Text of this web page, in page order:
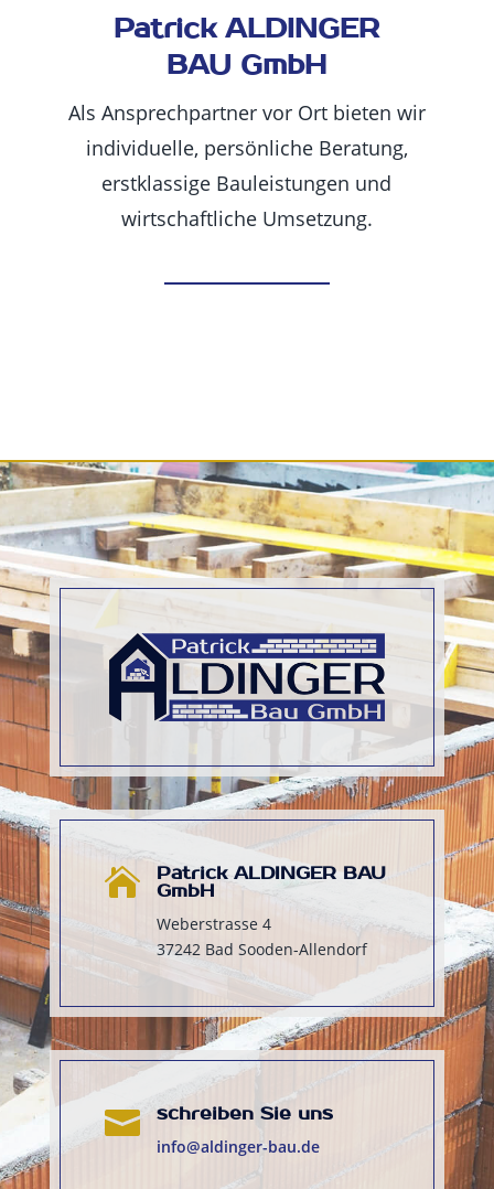
Patrick ALDINGER
BAU GmbH
Als Ansprechpartner vor Ort bieten wir
individuelle, persönliche Beratung,
erstklassige Bauleistungen und
wirtschaftliche Umsetzung.
 Patrick ALDINGER BAU
GmbH
Weberstrasse 4
37242 Bad Sooden-Allendorf
 schreiben Sie uns
info@aldinger-bau.de